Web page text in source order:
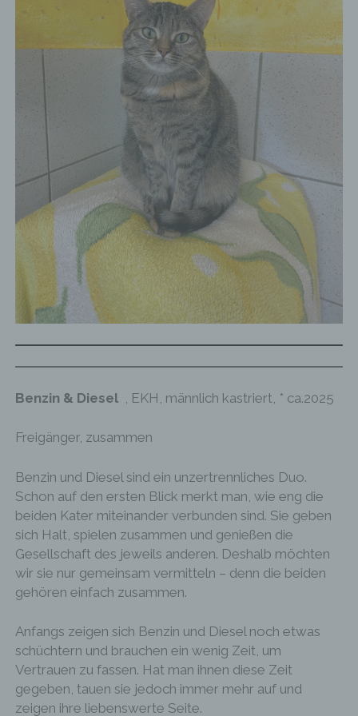
Benzin & Diesel , EKH, männlich kastriert, * ca.2025
Freigänger, zusammen
Benzin und Diesel sind ein unzertrennliches Duo.
Schon auf den ersten Blick merkt man, wie eng die
beiden Kater miteinander verbunden sind. Sie geben
sich Halt, spielen zusammen und genießen die
Gesellschaft des jeweils anderen. Deshalb möchten
wir sie nur gemeinsam vermitteln – denn die beiden
gehören einfach zusammen.
Anfangs zeigen sich Benzin und Diesel noch etwas
schüchtern und brauchen ein wenig Zeit, um
Vertrauen zu fassen. Hat man ihnen diese Zeit
gegeben, tauen sie jedoch immer mehr auf und
zeigen ihre liebenswerte Seite.
Cookies / SessionStorage / LocalStorage
Die Internetseiten verwenden teilweise so
genannte Cookies, LocalStorage und
SessionStorage. Dies dient dazu, unser Angebot
nutzerfreundlicher, effektiver und sicherer zu
machen. Local Storage und SessionStorage ist
eine Technologie, mit welcher ihr Browser Daten
auf Ihrem Computer oder mobilen Gerät
abspeichert. Cookies sind Textdateien, welche
über einen Internetbrowser auf einem
Computersystem abgelegt und gespeichert
werden. Sie können die Verwendung von Cookies,
LocalStorage und SessionStorage durch
entsprechende Einstellung in Ihrem Browser
verhindern.
Zahlreiche Internetseiten und Server verwenden
Cookies. Viele Cookies enthalten eine sogenannte
Cookie-ID. Eine Cookie-ID ist eine eindeutige
Kennung des Cookies. Sie besteht aus einer
werden können, in dem das Cookie gespeichert
Internetseiten und Servern, den individuellen
Internetbrowsern, die andere Cookies enthalten,
und identifiziert werden.
Durch den Einsatz von Cookies kann den Nutzern
dieser Internetseite nutzerfreundlichere Services
bereitstellen, die ohne die Cookie-Setzung nicht
möglich wären.
des Benutzers optimiert werden. Cookies
ermöglichen uns, wie bereits erwähnt, die
Benutzer unserer Internetseite wiederzuerkennen.
Zweck dieser Wiedererkennung ist es, den
Nutzern die Verwendung unserer Internetseite zu